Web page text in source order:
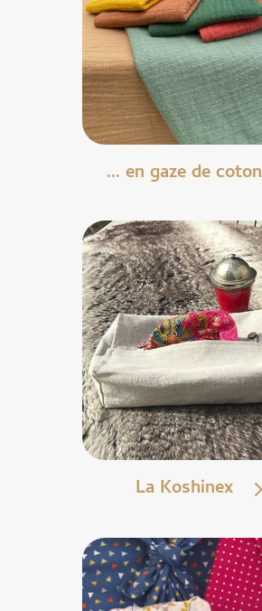
... en gaze de coton
La Koshinex